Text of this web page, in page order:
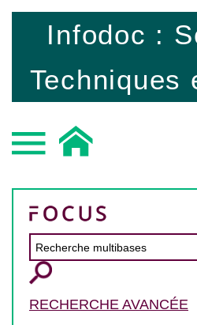
Infodoc :
Techniques
RECHERCHE AVANCÉE